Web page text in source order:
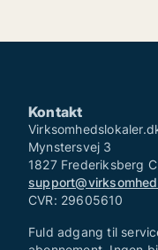
Kontakt
Mynstersvej 3
1827 Frederiksberg C
CVR: 29605610
Fuld adgang til